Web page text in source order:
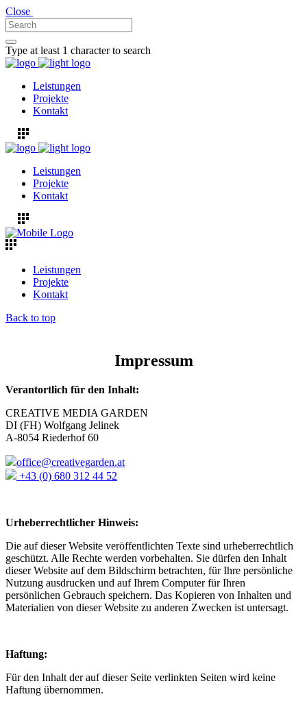
Close
Type at least 1 character to search
Leistungen
Projekte
Kontakt
Leistungen
Projekte
Kontakt
Leistungen
Projekte
Kontakt
Back to top
Impressum
Verantortlich für den Inhalt:
CREATIVE MEDIA GARDEN
DI (FH) Wolfgang Jelinek
A-8054 Riederhof 60
office@creativegarden.at
+43 (0) 680 312 44 52
Urheberrechtlicher Hinweis:
Die auf dieser Website veröffentlichten Texte sind urheberrechtlich
geschützt. Alle Rechte werden vorbehalten. Sie dürfen den Inhalt
dieser Website auf dem Bildschirm betrachten, für Ihre persönliche
Nutzung ausdrucken und auf Ihrem Computer für Ihren
persönlichen Gebrauch speichern. Das Kopieren von Inhalten und
Materialien von dieser Website zu anderen Zwecken ist untersagt.
Haftung:
Für den Inhalt der auf dieser Seite verlinkten Seiten wird keine
Haftung übernommen.